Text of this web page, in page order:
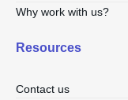
Why work with us?
Resources
Contact us